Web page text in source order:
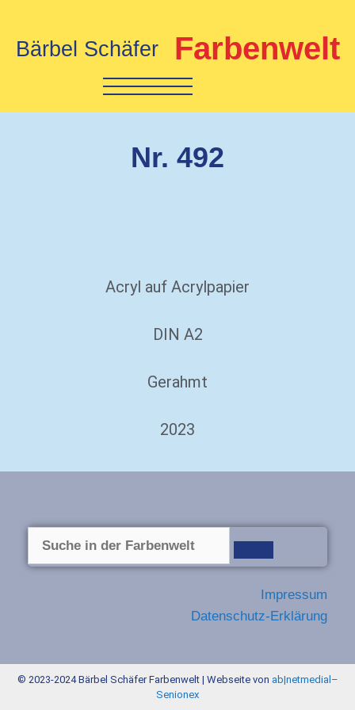
Bärbel Schäfer Farbenwelt
Nr. 492
Acryl auf Acrylpapier
DIN A2
Gerahmt
2023
Impressum
Datenschutz-Erklärung
© 2023-2024 Bärbel Schäfer Farbenwelt | Webseite von ab|netmedial –
Senionex